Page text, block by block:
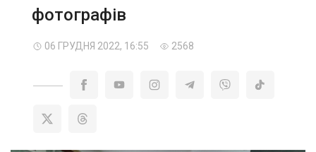
фотографів
06 ГРУДНЯ 2022, 16:55 2568